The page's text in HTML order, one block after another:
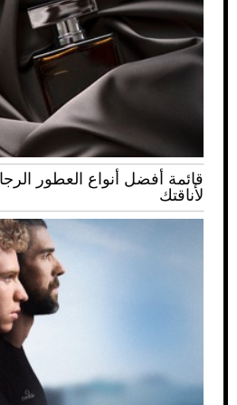
قائمة أفضل أنواع العطور
لأناقتك